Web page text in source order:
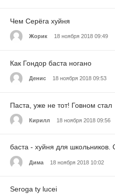
Чем Серёга хуйня
Жорик 18 ноября 2018 09:49
Как Гондор баста ногано
Денис 18 ноября 2018 09:53
Паста, уже не тот! Говном стал
Кирилл 18 ноября 2018 09:56
баста - хуйня для школьников.
Дима 18 ноября 2018 10:02
Seroga ty lucei